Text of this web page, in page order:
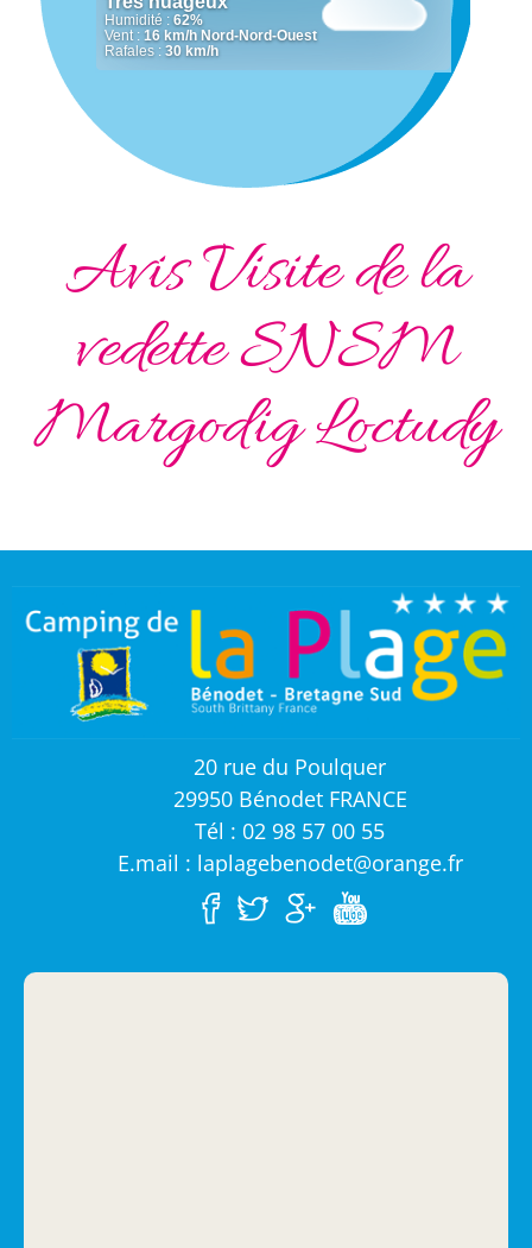
Avis Visite de la
vedette SNSM
Margodig Loctudy
20 rue du Poulquer
29950 Bénodet FRANCE
Tél : 02 98 57 00 55
E.mail : laplagebenodet@orange.fr